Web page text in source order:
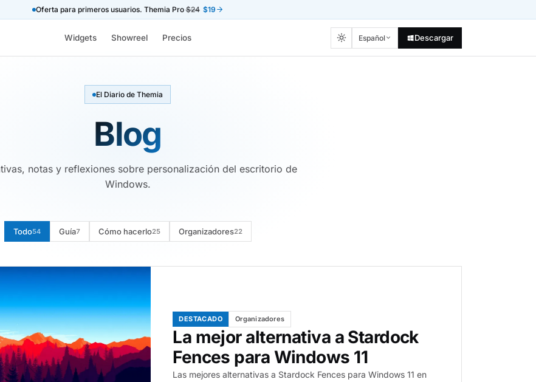
Oferta para primeros usuarios. Themia Pro$24 $19
Widgets Showreel Precios Español Descargar
El Diario de Themia
Blog
notas y reflexiones sobre personalización del escritorio de
Windows.
Todo54 Guía7 Cómo hacerlo25 Organizadores22
DESTACADO Organizadores
La mejor alternativa a Stardock
Fences para Windows 11
Las mejores alternativas a Stardock Fences para Windows 11 en